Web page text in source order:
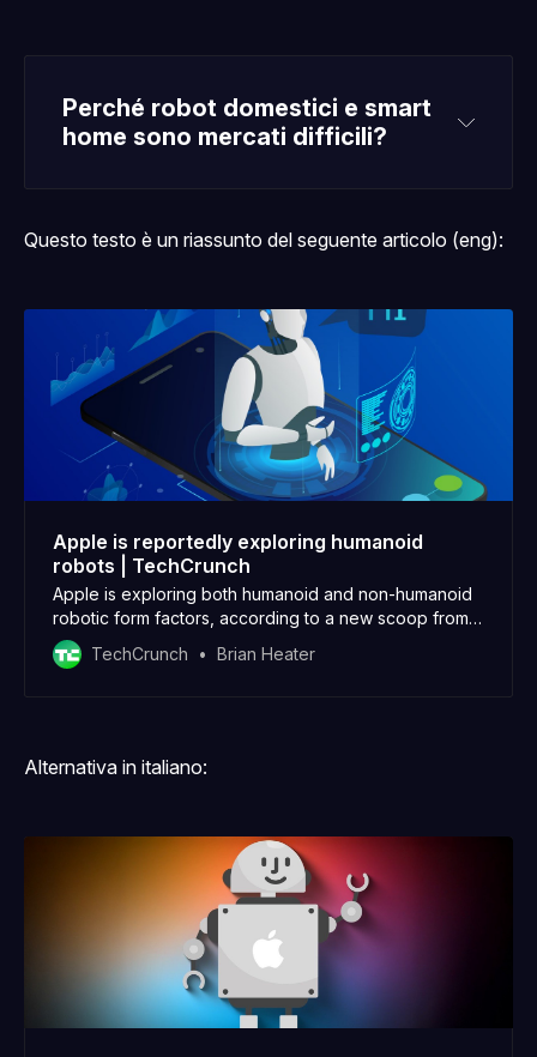
Perché robot domestici e smart
home sono mercati difficili?
Questo testo è un riassunto del seguente articolo (eng):
Apple is reportedly exploring humanoid
robots | TechCrunch
Apple is exploring both humanoid and non-humanoid
robotic form factors, according to a new scoop from
longtime Apple analyst Ming-Chi Kuo. The intel comes
TechCrunch Brian Heater
Alternativa in italiano: